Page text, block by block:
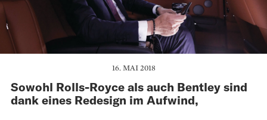
16. MAI 2018
Sowohl Rolls-Royce als auch Bentley sind
dank eines Redesign im Aufwind,